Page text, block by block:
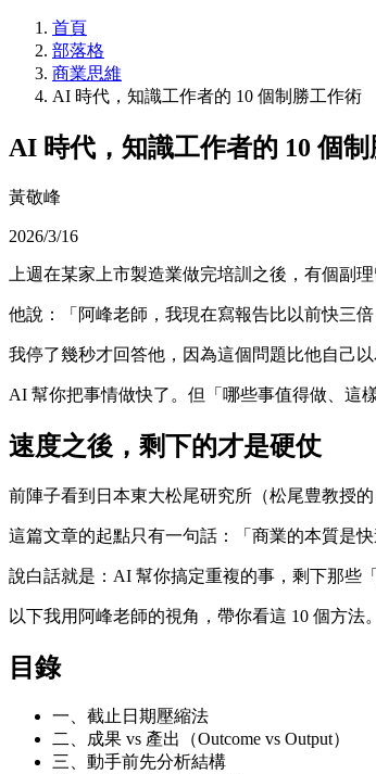
首頁
部落格
商業思維
AI 時代，知識工作者的 10 個制勝工作術
AI 時代，知識工作者的 10 個
黃敬峰
2026/3/16
上週在某家上市製造業做完培訓之後，有個副理
他說：「阿峰老師，我現在寫報告比以前快三
我停了幾秒才回答他，因為這個問題比他自己以
AI 幫你把事情做快了。但「哪些事值得做、這
速度之後，剩下的才是硬仗
前陣子看到日本東大松尾研究所（松尾豊教授
這篇文章的起點只有一句話：「商業的本質是
說白話就是：AI 幫你搞定重複的事，剩下那些
以下我用阿峰老師的視角，帶你看這 10 個方法。
目錄
一、截止日期壓縮法
二、成果 vs 產出（Outcome vs Output）
三、動手前先分析結構